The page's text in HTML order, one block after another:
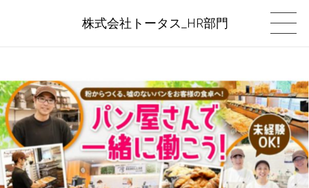
株式会社トータス_HR部門